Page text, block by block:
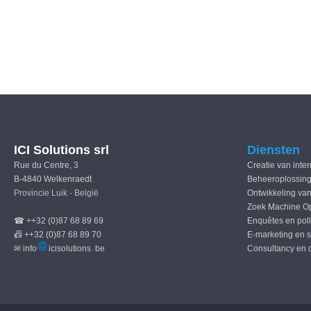
ICI Solutions srl
Rue du Centre, 3
B-4840 Welkenraedt
Provincie Luik - België
☎ ++32 (0)87 68 89 69
📠 ++32 (0)87 68 89 70
✉ info
icisolutions be
Diensten
Creatie van
Ontwikkeling
Zoek Machine
Enquêtes en
E-marketing en
Consultancy en